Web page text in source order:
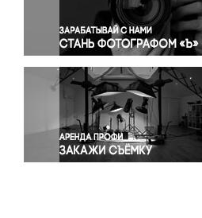
Правосудие
Происшествия и конфликты
Религия
Светская жизнь
Спорт
Экология
Экономика и бизнес